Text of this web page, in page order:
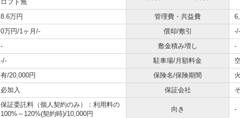
ロフト無
8.6万円 管理費・共益費
0万円/1ヶ月/- 償却/敷引
-/-
- 敷金積み増し
-
-/- 駐車場/月額料金
有/20,000円 保険名/保険期間
必加入 保証会社
保証委託料（個人契約のみ）：利用料の
100%～120%(契約時)/10,000円
向き -